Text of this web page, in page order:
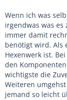
Wenn ich was
irgendwas was
immer damit
benötigt wird. Als
Hexenwerk ist.
den
wichtigste die
Weiteren
jemand so leicht